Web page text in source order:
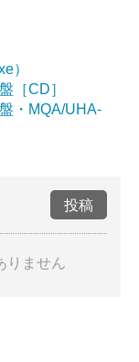
）
［CD］
・MQA/UHA-
投稿
りません